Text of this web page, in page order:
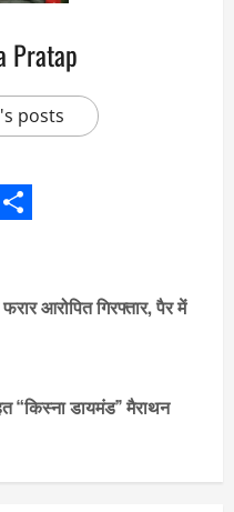
Pratap
posts
आरोपित गिरफ्तार, पैर में
“किस्ना डायमंड” मैराथन